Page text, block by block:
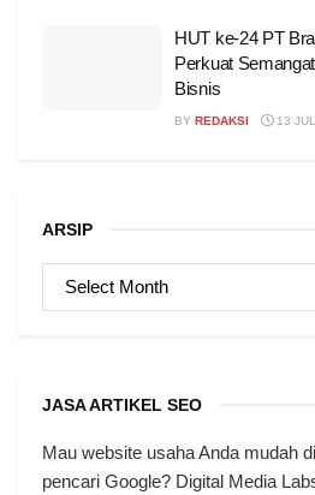
HUT ke-24 PT
Perkuat
Bisnis
BY REDAKSI 13
ARSIP
ARSIP
JASA ARTIKEL SEO
Mau website usaha Anda mudah
pencari Google? Digital Media